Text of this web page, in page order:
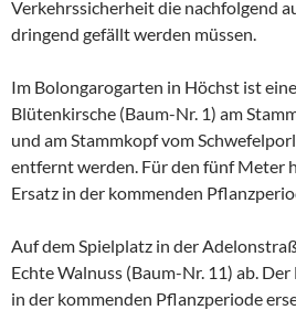
Verkehrssicherheit die nachfolgend
dringend gefällt werden müssen.
Im Bolongarogarten in Höchst ist
Blütenkirsche (Baum-Nr. 1) am
und am Stammkopf vom
entfernt werden. Für den fünf Meter
Ersatz in der kommenden
Auf dem Spielplatz in der
Echte Walnuss (Baum-Nr. 11) ab.
in der kommenden Pflanzperiode